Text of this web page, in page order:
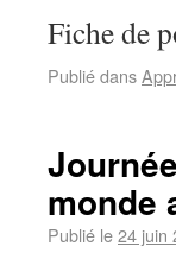
Fiche de
Publié dans
monde
Publié le24 juin